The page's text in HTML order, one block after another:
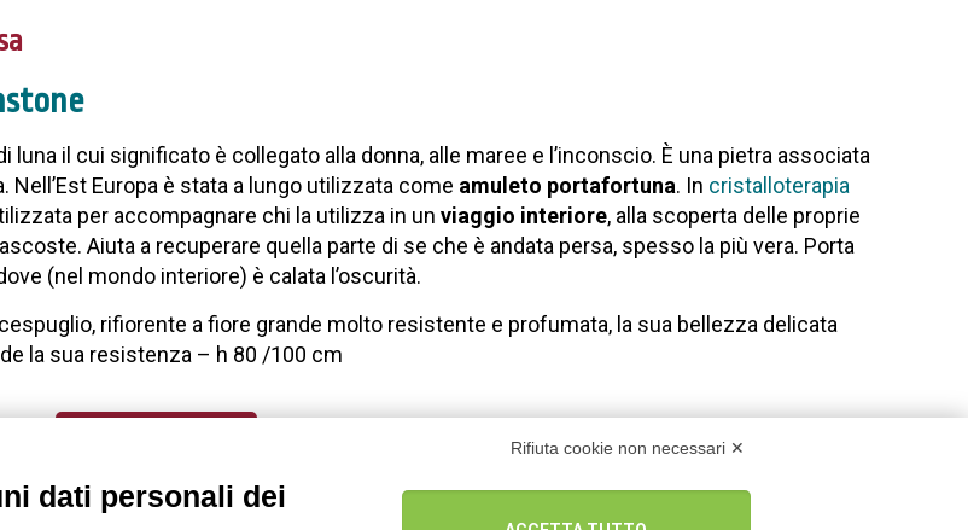
luna il cui significato è collegato alla donna, alle maree e l’inconscio. È una pietra associata
Nell’Est Europa è stata a lungo utilizzata come amuleto portafortuna. In cristalloterapia
per accompagnare chi la utilizza in un viaggio interiore, alla scoperta delle proprie
Aiuta a recuperare quella parte di se che è andata persa, spesso la più vera. Porta
(nel mondo interiore) è calata l’oscurità.
rifiorente a fiore grande molto resistente e profumata, la sua bellezza delicata
la sua resistenza – h 80 /100 cm
Rifiuta cookie non necessari ✕
dati personali dei